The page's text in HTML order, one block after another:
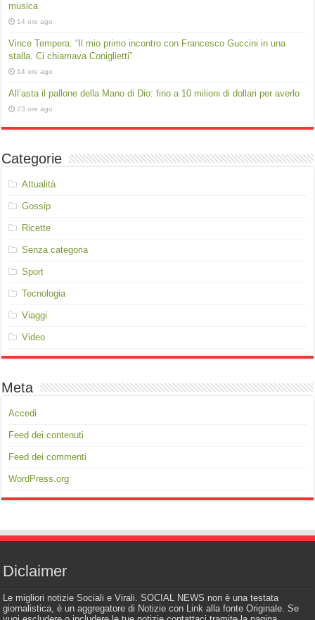
musica
14 ore ago
Vince Tempera: “Il mio primo incontro con Francesco Guccini in una
stalla. Ci chiamava Coniglietti”
14 ore ago
All’asta il pallone della Mano di Dio: fino a 10 milioni di dollari per averlo
23 ore ago
Categorie
Attualità
Gossip
Ricette
Senza categoria
Sport
Tecnologia
Viaggi
Video
Meta
Accedi
Feed dei contenuti
Feed dei commenti
WordPress.org
Diclaimer
Le migliori notizie Sociali e Virali. SOCIAL NEWS non è una testata
giornalistica, è un aggregatore di Notizie con Link alla fonte Originale. Se